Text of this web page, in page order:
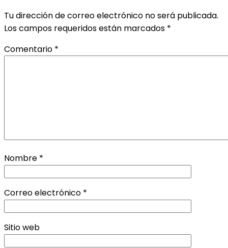
Tu dirección de correo electrónico no será publicada.
Los campos requeridos están marcados *
Comentario *
Nombre *
Correo electrónico *
Sitio web